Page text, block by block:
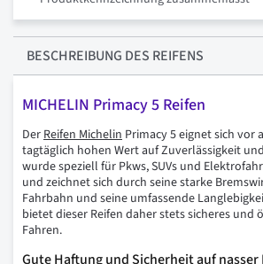
BESCHREIBUNG DES REIFENS
MICHELIN Primacy 5 Reifen
DerReifen Michelin Primacy 5 eignet sich vor
tagtäglich hohen Wert auf Zuverlässigkeit
wurde speziell für Pkws, SUVs und
und zeichnet sich durch seine starke
Fahrbahn und seine umfassende
bietet dieser Reifen daher stets sicheres und
Fahren.
Gute Haftung und Sicherheit auf nasser